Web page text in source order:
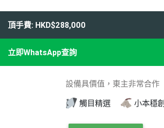
頂手費: HKD$288,000
立即WhatsApp查詢
設備具價值，東主非常合作
觸目精選
小本穩創